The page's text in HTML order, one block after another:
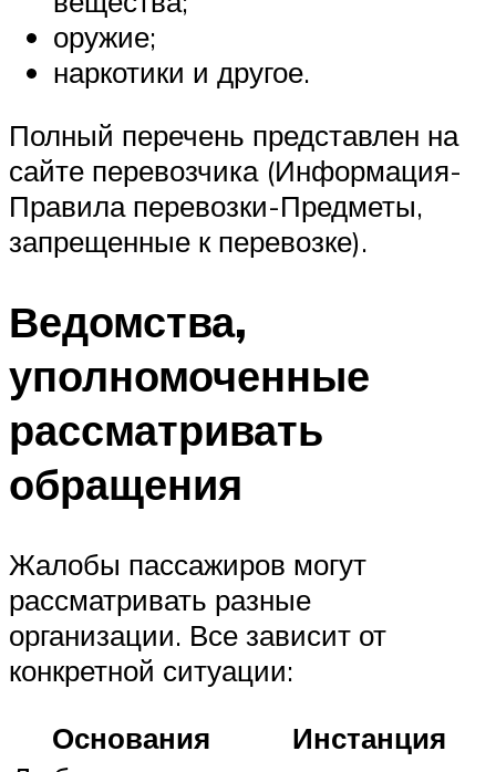
оружие;
наркотики и другое.
Полный перечень представлен на
сайте перевозчика (Информация-
Правила перевозки-Предметы,
запрещенные к перевозке).
Ведомства,
уполномоченные
рассматривать
обращения
Жалобы пассажиров могут
рассматривать разные
организации. Все зависит от
конкретной ситуации:
Основания
Инстанция